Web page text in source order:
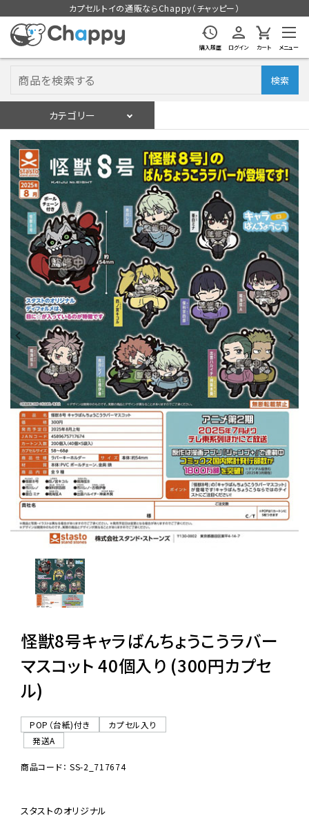
カプセルトイの通販ならChappy（チャッピー）
購入履歴 ログイン カート メニュー
検索
カテゴリー
会員登録
入荷スケジュールをチェック
カプセルトイマシン本体
カプセルトイ
販促用空カプセル
レンタル
景品・玩具・文具
販促用カプセルトイ
よくあるご質問
ご利用ガイド
06-6282-7659
怪獣8号キャラばんちょうこうラバー
マスコット 40個入り (300円カプセ
ル)
POP（台紙)付き
カプセル入り
発送A
商品コード： SS-2_717674
スタストのオリジナル